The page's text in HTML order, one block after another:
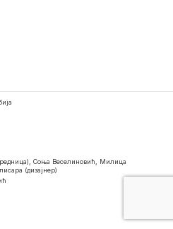
Соња Веселиновић, Милица
(дизајнер)